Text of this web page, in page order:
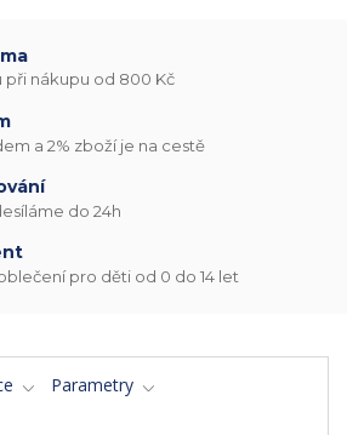
nákupu od 800 Kč
a 2% zboží je na cestě
do 24h
pro děti od 0 do 14 let
Parametry